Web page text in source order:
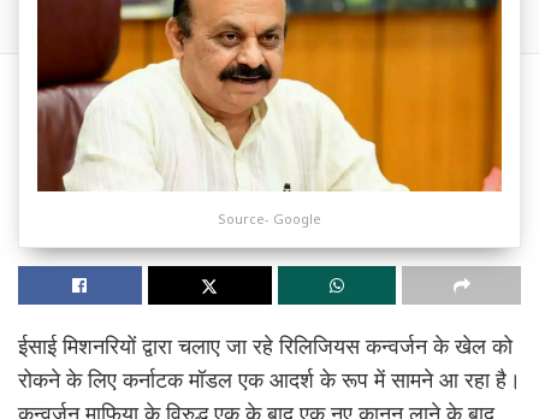
Source- Google
ईसाई मिशनरियों द्वारा चलाए जा रहे रिलिजियस कन्वर्जन के खेल को
रोकने के लिए कर्नाटक मॉडल एक आदर्श के रूप में सामने आ रहा है।
कन्वर्जन माफिया के विरुद्ध एक के बाद एक नए कानून लाने के बाद